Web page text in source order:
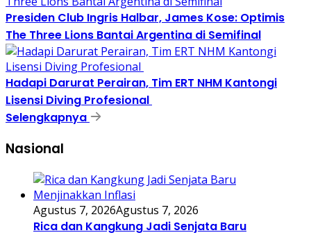
Presiden Club Ingris Halbar, James Kose: Optimis
The Three Lions Bantai Argentina di Semifinal
Hadapi Darurat Perairan, Tim ERT NHM Kantongi
Lisensi Diving Profesional
Selengkapnya
Nasional
Agustus 7, 2026Agustus 7, 2026
Rica dan Kangkung Jadi Senjata Baru